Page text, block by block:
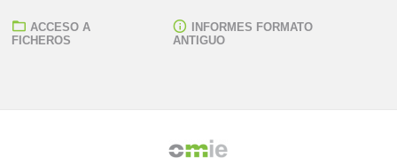
ACCESO A
FICHEROS
INFORMES FORMATO
ANTIGUO